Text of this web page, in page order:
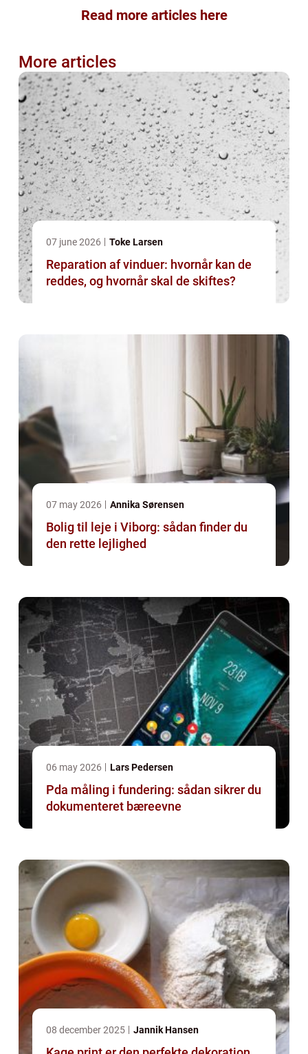
Read more articles here
More articles
07 june 2026 Toke Larsen
Reparation af vinduer: hvornår kan de
reddes, og hvornår skal de skiftes?
07 may 2026 Annika Sørensen
Bolig til leje i Viborg: sådan finder du
den rette lejlighed
06 may 2026 Lars Pedersen
Pda måling i fundering: sådan sikrer du
dokumenteret bæreevne
08 december 2025 Jannik Hansen